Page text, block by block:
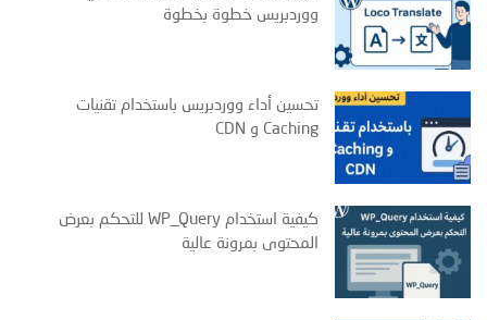
ووردبريس خطوة بخطوة
تحسين أداء ووردبريس باستخدام تقنيات
Caching و CDN
كيفية استخدام WP_Query للتحكم بعرض
المحتوى بمرونة عالية